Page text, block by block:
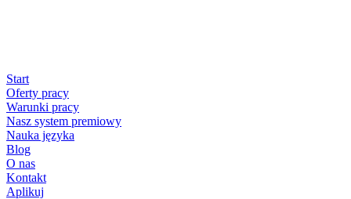
Start
Oferty pracy
Warunki pracy
Nasz system premiowy
Nauka języka
Blog
O nas
Kontakt
Aplikuj